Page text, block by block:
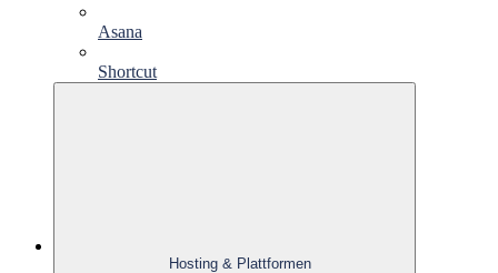
Asana
Shortcut
Hosting & Plattformen